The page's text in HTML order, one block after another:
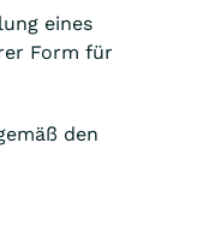
eines
Form für
den